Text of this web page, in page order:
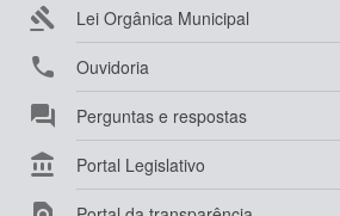
 Lei Orgânica Municipal
 Ouvidoria
 Perguntas e respostas
 Portal Legislativo